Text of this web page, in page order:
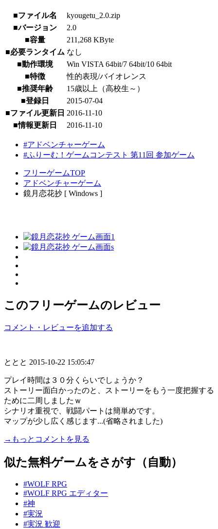
■ファイル名
kyougetu_2.0.zip
■バージョン
2.0
■容量
211,268 KByte
■必要ランタイム なし
■動作環境
Win VISTA 64bit/7 64bit/10 64bit
■特徴
性的表現/バイオレンス
■推奨年齢
15歳以上（高校生～）
■登録日
2015-07-04
■ファイル更新日 2016-11-10
■情報更新日
2016-11-10
#アドベンチャーゲーム
#ふりーむ！ゲームコンテスト 第11回 参加ゲーム
フリーゲームTOP
アドベンチャーゲーム
鏡月恋花抄 [ Windows ]
このフリーゲームのレビュー
コメント・レビューを追加する
ととと 2015-10-22 15:05:47
プレイ時間は３０分くらいでしょうか？
ストーリー面白かったのと、ストーリーをもう一度把握する
ために二周しましたｗ
シナリオ重視で、戦闘パートは簡単めです。
マップが少し広く感じます...(省略されました)
→もっとコメントを見る
似た無料ゲームをさがす（自動）
#WOLF RPG
#WOLF RPG エディター
#神
#実況
#実況 歓迎